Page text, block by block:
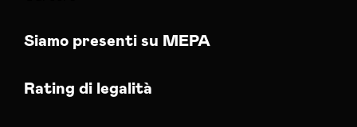
Siamo presenti su MEPA
Rating di legalità